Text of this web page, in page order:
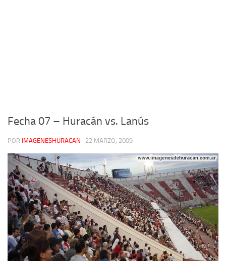
Fecha 07 – Huracán vs. Lanús
POR IMAGENESHURACAN · 22 MARZO, 2009